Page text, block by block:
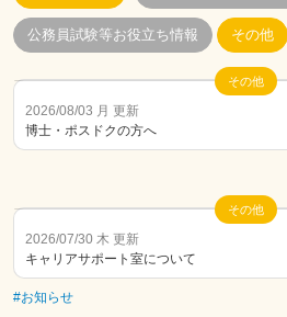
公務員試験等お役立ち情報 その他
その他
2026/08/03 月 更新
博士・ポスドクの方へ
その他
2026/07/30 木 更新
キャリアサポート室について
#お知らせ